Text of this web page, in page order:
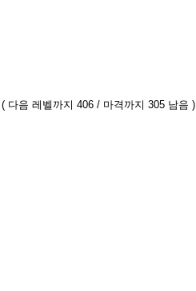
( 다음 레벨까지 406 / 마격까지 305 남음 )